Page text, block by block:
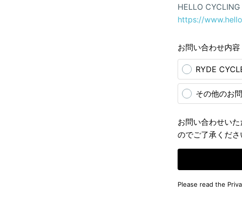
HELLO CYCLING
https://
お問い合わせ内容
RYDE
その他のお
お問い合わせい
のでご了承くださ
Please read the